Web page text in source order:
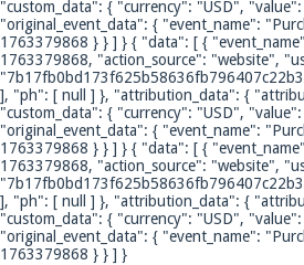
"custom_data": { "currency": "USD",
"original_event_data": { "event_name":
1763379868 } } ] } { "data": [ {
1763379868, "action_source": "website",
], "ph": [ null ] }, "attribution_data": {
"custom_data": { "currency": "USD",
"original_event_data": { "event_name":
1763379868 } } ] } { "data": [ {
1763379868, "action_source": "website",
], "ph": [ null ] }, "attribution_data": {
"custom_data": { "currency": "USD",
"original_event_data": { "event_name":
1763379868 } } ] }